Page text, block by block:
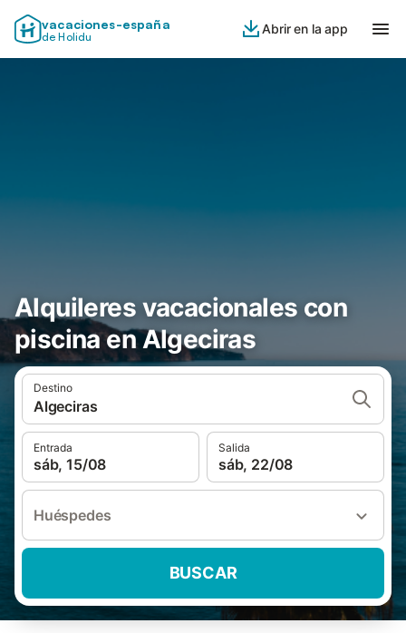
vacaciones-españa
de Holidu
Abrir en la app
Alquileres vacacionales con
piscina en Algeciras
Destino
Algeciras
Entrada
sáb, 15/08
Salida
sáb, 22/08
Huéspedes
BUSCAR